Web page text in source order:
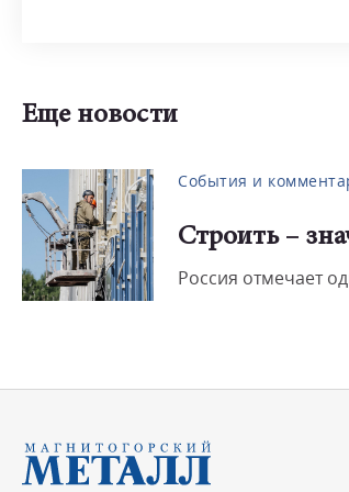
Еще новости
События и
Строить –
Россия отмечает